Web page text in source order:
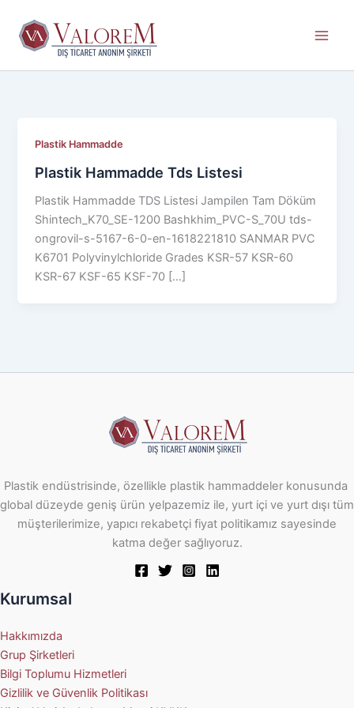
Plastik Hammadde
Plastik Hammadde Tds Listesi
Plastik Hammadde TDS Listesi Jampilen Tam Döküm
Shintech_K70_SE-1200 Bashkhim_PVC-S_70U tds-
ongrovil-s-5167-6-0-en-1618221810 SANMAR PVC
K6701 Polyvinylchloride Grades KSR-57 KSR-60
KSR-67 KSF-65 KSF-70 […]
Plastik endüstrisinde, özellikle plastik hammaddeler konusunda
global düzeyde geniş ürün yelpazemiz ile, yurt içi ve yurt dışı tüm
müşterilerimize, yapıcı rekabetçi fiyat politikamız sayesinde
katma değer sağlıyoruz.
Kurumsal
Hakkımızda
Grup Şirketleri
Bilgi Toplumu Hizmetleri
Gizlilik ve Güvenlik Politikası